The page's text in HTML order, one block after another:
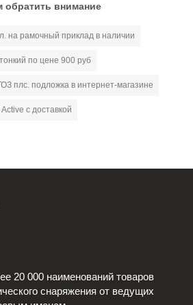
обратить внимание
на рамочный приклад в наличии
по цене 900 руб
плс. подложка в интернет-магазине
с доставкой
20 000 наименований товаров
снаряжения от ведущих